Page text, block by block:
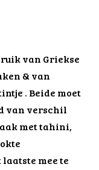
van Griekse
& van
. Beide moet
van verschil
met tahini,
mee te